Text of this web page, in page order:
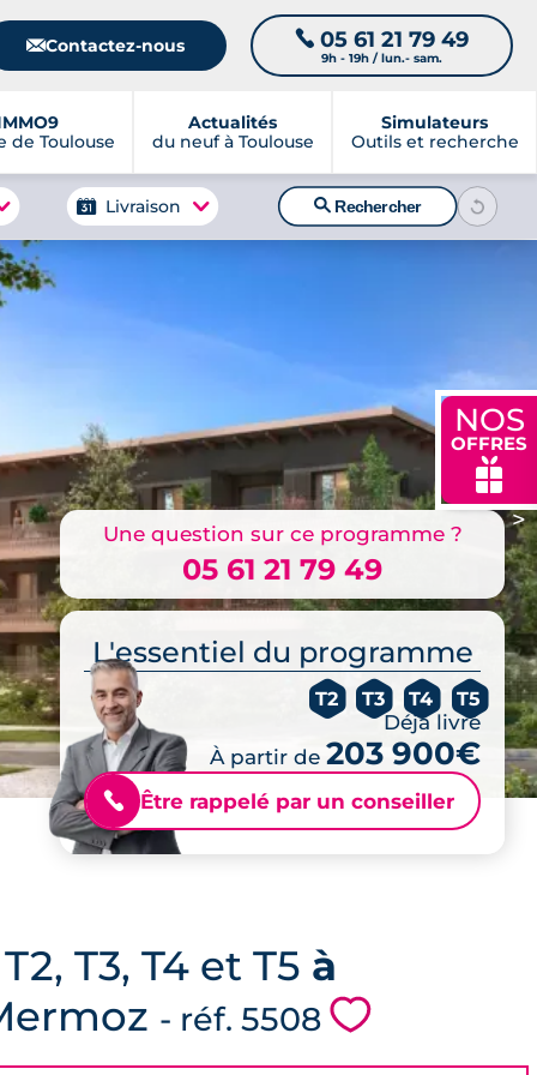
📧Contactez-nous 📞 05 61 21 79 49
9h - 19h / lun.- sam.
de Toulouse
Actualités
du neuf à Toulouse
Simulateurs
Outils et recherche
NOS
OFFRES
🎁
Livraison 🔍Rechercher
>
Une question sur ce programme ?
05 61 21 79 49
L'essentiel du programme
T2 T3 T4 T5
Déjà livré
À partir de 203 900€
📞 Être rappelé par un conseiller
T3, T4 et T5 à
- réf. 5508 💗